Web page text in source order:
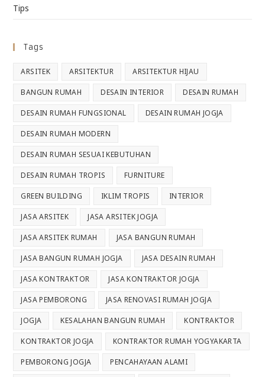
Tips
Tags
ARSITEK ARSITEKTUR ARSITEKTUR HIJAU
BANGUN RUMAH DESAIN INTERIOR DESAIN RUMAH
DESAIN RUMAH FUNGSIONAL DESAIN RUMAH JOGJA
DESAIN RUMAH MODERN
DESAIN RUMAH SESUAI KEBUTUHAN
DESAIN RUMAH TROPIS FURNITURE
GREEN BUILDING IKLIM TROPIS INTERIOR
JASA ARSITEK JASA ARSITEK JOGJA
JASA ARSITEK RUMAH JASA BANGUN RUMAH
JASA BANGUN RUMAH JOGJA JASA DESAIN RUMAH
JASA KONTRAKTOR JASA KONTRAKTOR JOGJA
JASA PEMBORONG JASA RENOVASI RUMAH JOGJA
JOGJA KESALAHAN BANGUN RUMAH KONTRAKTOR
KONTRAKTOR JOGJA KONTRAKTOR RUMAH YOGYAKARTA
PEMBORONG JOGJA PENCAHAYAAN ALAMI